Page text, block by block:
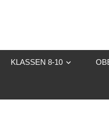
KLASSEN 8-10